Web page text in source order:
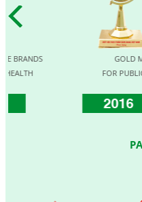
GOLD MEDAL
FOR PUBLIC
2016